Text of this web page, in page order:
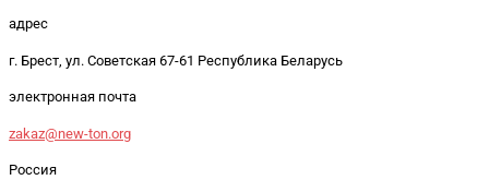
адрес
г. Брест, ул. Советская 67-61 Республика Беларусь
электронная почта
zakaz@new-ton.org
Россия